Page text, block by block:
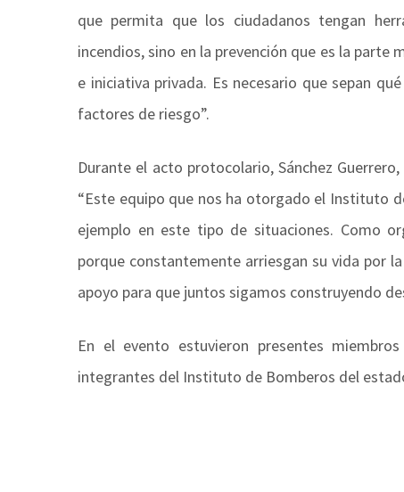
que permita que los ciudadanos tengan
incendios, sino en la prevención que es la
e iniciativa privada. Es necesario que sepan
factores de riesgo”.
Durante el acto protocolario, Sánchez
“Este equipo que nos ha otorgado el Instituto
ejemplo en este tipo de situaciones. Como
porque constantemente arriesgan su vida por
apoyo para que juntos sigamos construyendo
En el evento estuvieron presentes
integrantes del Instituto de Bomberos del